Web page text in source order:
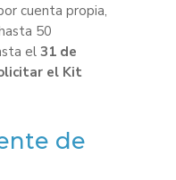
cuenta propia,
50
el31 de
el Kit
de